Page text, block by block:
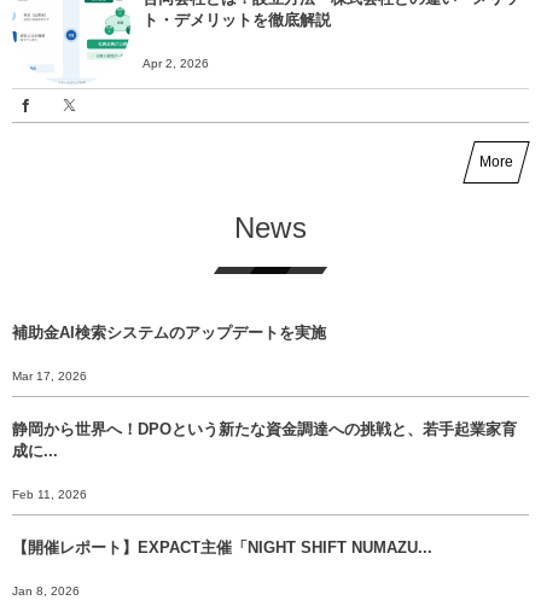
ト・デメリットを徹底解説
Apr 2, 2026
More
News
補助金AI検索システムのアップデートを実施
Mar 17, 2026
静岡から世界へ！DPOという新たな資金調達への挑戦と、若手起業家育
成に...
Feb 11, 2026
【開催レポート】EXPACT主催「NIGHT SHIFT NUMAZU...
Jan 8, 2026